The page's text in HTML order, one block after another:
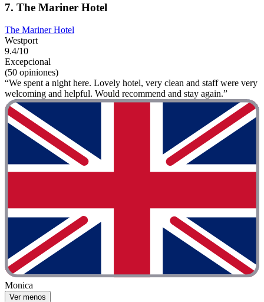
7. The Mariner Hotel
The Mariner Hotel
Westport
9.4/10
Excepcional
(50 opiniones)
“We spent a night here. Lovely hotel, very clean and staff were very
welcoming and helpful. Would recommend and stay again.”
Monica
Ver menos